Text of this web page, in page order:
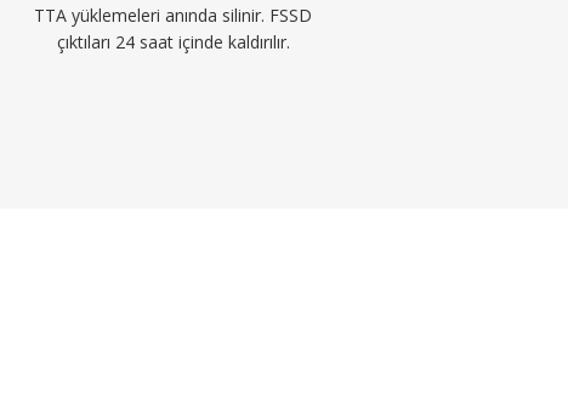
TTA yüklemeleri anında silinir. FSSD
çıktıları 24 saat içinde kaldırılır.